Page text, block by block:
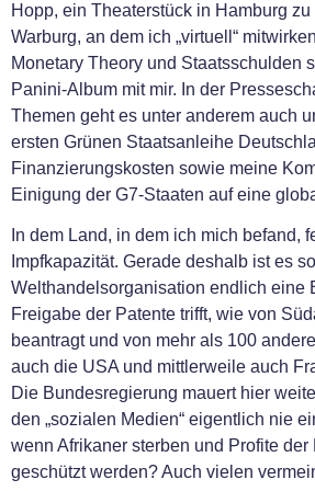
Hopp, ein Theaterstück in Hamburg zu
Warburg, an dem ich „virtuell“
Monetary Theory und Staatsschulden
Panini-Album mit mir. In der
Themen geht es unter anderem auch
ersten Grünen Staatsanleihe
Finanzierungskosten sowie meine
Einigung der G7-Staaten auf eine
In dem Land, in dem ich mich befand,
Impfkapazität. Gerade deshalb ist es
Welthandelsorganisation endlich eine
Freigabe der Patente trifft, wie von
beantragt und von mehr als 100
auch die USA und mittlerweile auch
Die Bundesregierung mauert hier
den „sozialen Medien“ eigentlich nie
wenn Afrikaner sterben und Profite der
geschützt werden? Auch vielen